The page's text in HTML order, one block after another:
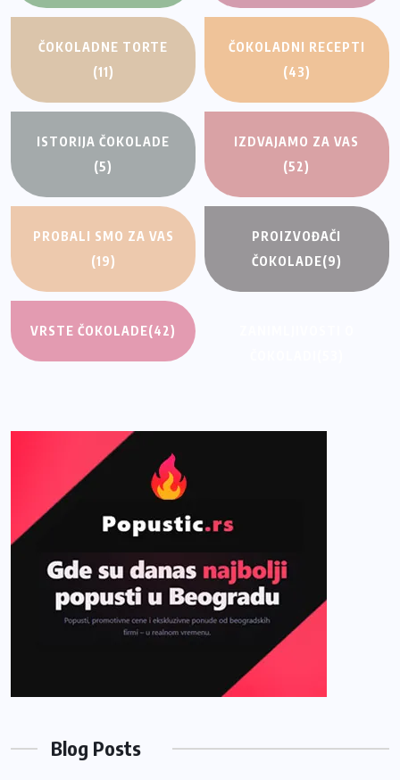
ČOKOLADNE TORTE
(11)
ČOKOLADNI RECEPTI
(43)
ISTORIJA ČOKOLADE
(5)
IZDVAJAMO ZA VAS
(52)
PROBALI SMO ZA VAS
(19)
PROIZVOĐAČI
ČOKOLADE(9)
VRSTE ČOKOLADE(42)
Blog Posts